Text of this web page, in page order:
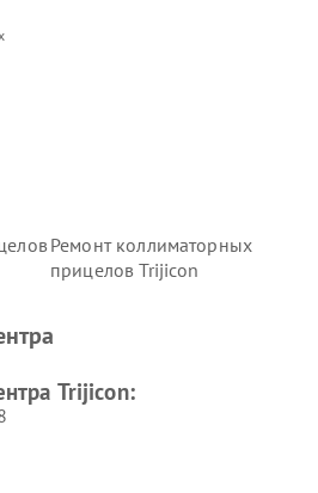
Ремонт коллиматорных
прицелов Trijicon
Trijicon: